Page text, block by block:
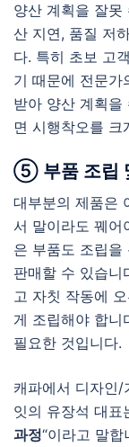
양산 계획을 잘못
산 지연, 품질 저
다. 특히 초보 고
기 때문에 전문가
받아 양산 계획을
면 시행착오를 크
⑤ 부품 조립
대부분의 제품은
서 말이라도 꿰어
은 부품도 조립을
판매할 수 있습니
고 자칫 작동에
게 조립해야 합니
필요한 것입니다.
캐파에서 디자인/
잇의 유장석 대표
과정“이라고 말